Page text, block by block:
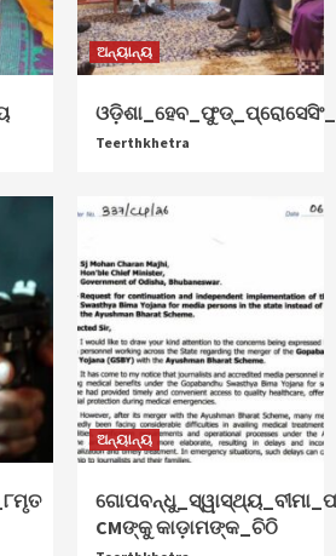
ଅନ୍ୟାନ୍ୟ
Teerthkhetra
ଅନ୍ୟାନ୍ୟ
CMଙ୍କୁ କାଡ଼ାମଙ୍କ_ଚିଠି